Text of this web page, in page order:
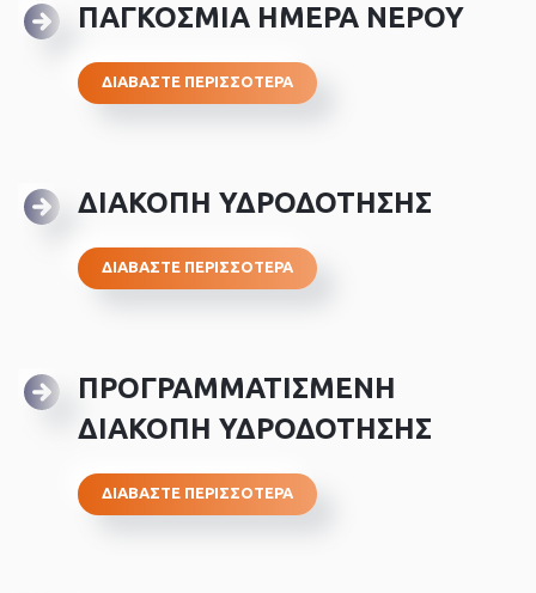
ΠΑΓΚΟΣΜΙΑ ΗΜΕΡΑ ΝΕΡΟΥ
ΔΙΑΒΑΣΤΕ ΠΕΡΙΣΣΟΤΕΡΑ
ΔΙΑΚΟΠΗ ΥΔΡΟΔΟΤΗΣΗΣ
ΔΙΑΒΑΣΤΕ ΠΕΡΙΣΣΟΤΕΡΑ
ΠΡΟΓΡΑΜΜΑΤΙΣΜΕΝΗ
ΔΙΑΚΟΠΗ ΥΔΡΟΔΟΤΗΣΗΣ
ΔΙΑΒΑΣΤΕ ΠΕΡΙΣΣΟΤΕΡΑ